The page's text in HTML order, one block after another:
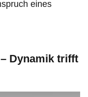
eines
Dynamik trifft